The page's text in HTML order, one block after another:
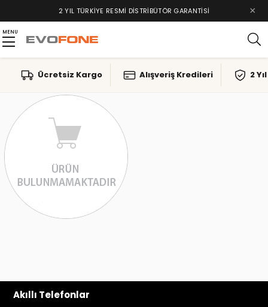
2 YIL TÜRKIYE RESMI DISTRIBÜTÖR GARANTISI ×
MENU
Ücretsiz Kargo Alışveriş Kredileri 2
Akıllı Telefonlar